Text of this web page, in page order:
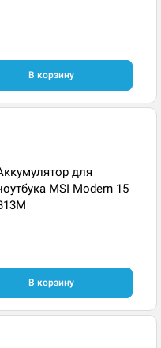
В корзину
для
MSI Modern 15
В корзину